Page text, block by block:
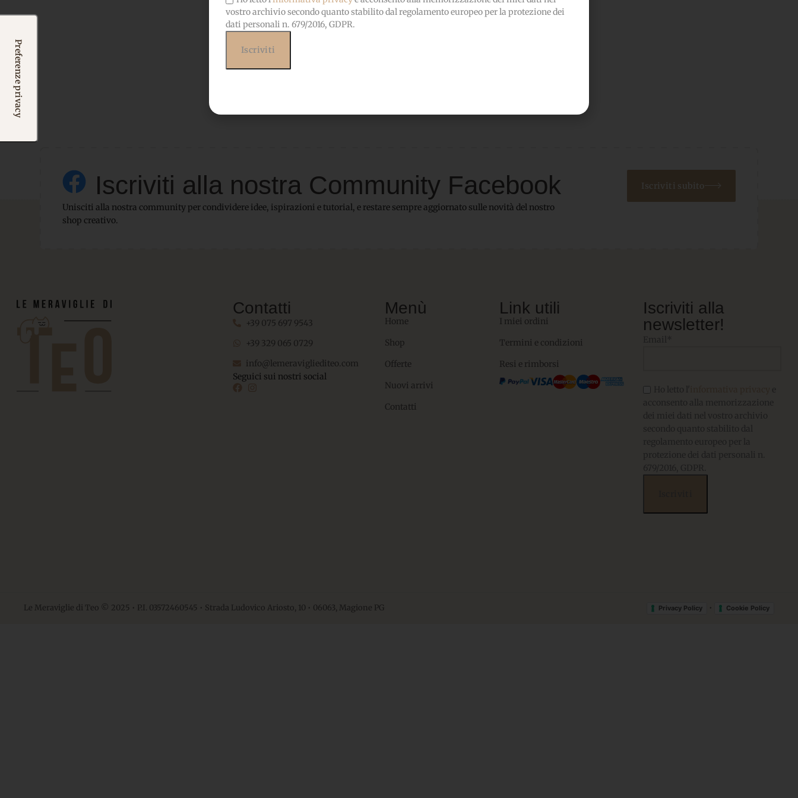
Iscriviti alla nostra Community Facebook
Unisciti alla nostra community per condividere idee, ispirazioni e tutorial, e restare sempre aggiornato sulle novità del nostro
shop creativo.
Iscriviti subito
Contatti
+39 075 697 9543
+39 329 065 0729
info@lemeravigliediteo.com
Seguici sui nostri social
Menù
Home
Shop
Offerte
Nuovi arrivi
Contatti
Link utili
I miei ordini
Termini e condizioni
Resi e rimborsi
Iscriviti alla
newsletter!
Le Meraviglie di Teo © 2025 • P.I. 03572460545 • Strada Ludovico Ariosto, 10 • 06063, Magione PG Privacy Policy • Cookie Policy
vostro archivio secondo quanto stabilito dal regolamento europeo per la protezione dei
dati personali n. 679/2016, GDPR.